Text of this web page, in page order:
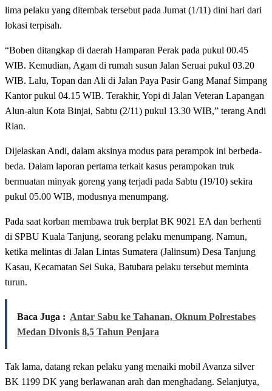
lima pelaku yang ditembak tersebut pada Jumat (1/11) dini hari dari
lokasi terpisah.
“Boben ditangkap di daerah Hamparan Perak pada pukul 00.45
WIB. Kemudian, Agam di rumah susun Jalan Seruai pukul 03.20
WIB. Lalu, Topan dan Ali di Jalan Paya Pasir Gang Manaf Simpang
Kantor pukul 04.15 WIB. Terakhir, Yopi di Jalan Veteran Lapangan
Alun-alun Kota Binjai, Sabtu (2/11) pukul 13.30 WIB,” terang Andi
Rian.
Dijelaskan Andi, dalam aksinya modus para perampok ini berbeda-
beda. Dalam laporan pertama terkait kasus perampokan truk
bermuatan minyak goreng yang terjadi pada Sabtu (19/10) sekira
pukul 05.00 WIB, modusnya menumpang.
Pada saat korban membawa truk berplat BK 9021 EA dan berhenti
di SPBU Kuala Tanjung, seorang pelaku menumpang. Namun,
ketika melintas di Jalan Lintas Sumatera (Jalinsum) Desa Tanjung
Kasau, Kecamatan Sei Suka, Batubara pelaku tersebut meminta
turun.
Baca Juga : Antar Sabu ke Tahanan, Oknum Polrestabes
Medan Divonis 8,5 Tahun Penjara
Tak lama, datang rekan pelaku yang menaiki mobil Avanza silver
BK 1199 DK yang berlawanan arah dan menghadang. Selanjutya,